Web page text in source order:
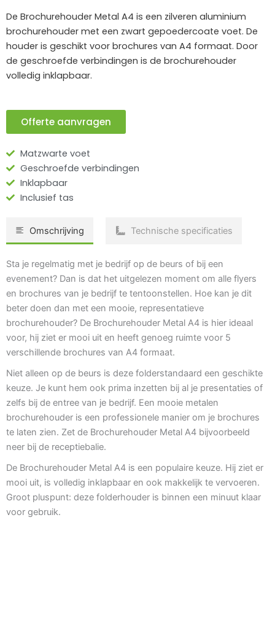
De Brochurehouder Metal A4 is een zilveren aluminium
brochurehouder met een zwart gepoedercoate voet. De
houder is geschikt voor brochures van A4 formaat. Door
de geschroefde verbindingen is de brochurehouder
volledig inklapbaar.
Offerte aanvragen
Matzwarte voet
Geschroefde verbindingen
Inklapbaar
Inclusief tas
Omschrijving Technische specificaties
Sta je regelmatig met je bedrijf op de beurs of bij een
evenement? Dan is dat het uitgelezen moment om alle flyers
en brochures van je bedrijf te tentoonstellen. Hoe kan je dit
beter doen dan met een mooie, representatieve
brochurehouder? De Brochurehouder Metal A4 is hier ideaal
voor, hij ziet er mooi uit en heeft genoeg ruimte voor 5
verschillende brochures van A4 formaat.
Niet alleen op de beurs is deze folderstandaard een geschikte
keuze. Je kunt hem ook prima inzetten bij al je presentaties of
zelfs bij de entree van je bedrijf. Een mooie metalen
brochurehouder is een professionele manier om je brochures
te laten zien. Zet de Brochurehouder Metal A4 bijvoorbeeld
neer bij de receptiebalie.
De Brochurehouder Metal A4 is een populaire keuze. Hij ziet er
mooi uit, is volledig inklapbaar en ook makkelijk te vervoeren.
Groot pluspunt: deze folderhouder is binnen een minuut klaar
voor gebruik.